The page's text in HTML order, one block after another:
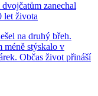
zanechal
let života
na druhý břeh.
méně stýskalo v
Občas život přináší